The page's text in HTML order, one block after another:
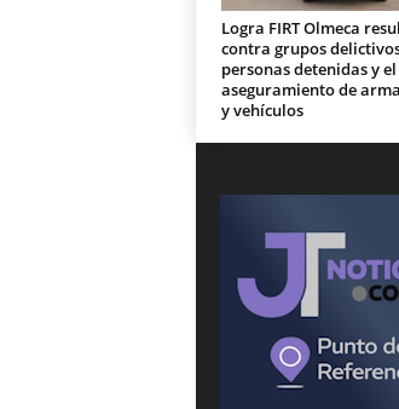
Logra FIRT Olmeca
contra grupos
personas detenidas y el
aseguramiento de
y vehículos